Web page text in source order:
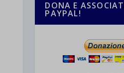
DONA E
PAYPAL!